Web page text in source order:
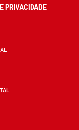
PRIVACIDADE